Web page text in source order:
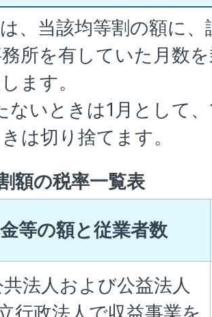
、当該均等割の額に
所を有していた月数
ます。
ないときは1月として
は切り捨てます。
額の税率一覧表
等の額と従業者数
法人および公益法人